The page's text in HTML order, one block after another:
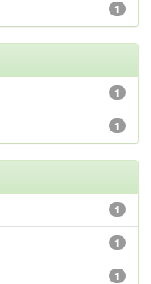
1
1
1
1
1
1